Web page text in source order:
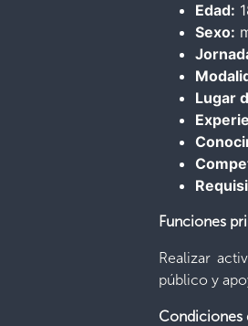
Edad:
Sexo:
Lugar
Funciones
Realizar
público y
Condiciones